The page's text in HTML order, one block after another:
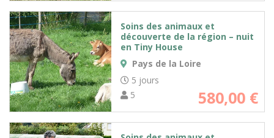
Soins des animaux et
découverte de la région – nuit
en Tiny House
Pays de la Loire
5 jours
5
580,00 €